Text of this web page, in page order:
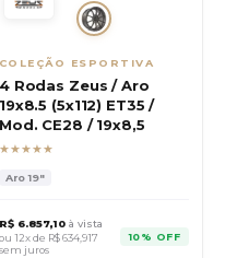
COLEÇÃO ESPORTIVA
4 Rodas Zeus / Aro
19x8.5 (5x112) ET35 /
Mod. CE28 / 19x8,5
★★★★★
Aro19"
R$ 6.857,10 à vista
ou 12x de R$634,917
sem juros
10% OFF